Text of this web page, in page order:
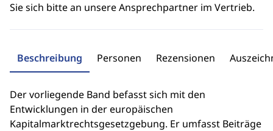
Sie sich bitte an unsere Ansprechpartner im Vertrieb.
Beschreibung Personen Rezensionen
Der vorliegende Band befasst sich mit den
Entwicklungen in der europäischen
Kapitalmarktrechtsgesetzgebung. Er umfasst Beiträge